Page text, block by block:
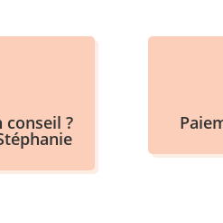
conseil ?